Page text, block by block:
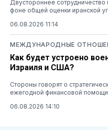
Двустороннее сотрудничество
фоне общей оценки иранской
06.08.2026 11:14
МЕЖДУНАРОДНЫЕ
Как будет устроено
Израиля и США?
Стороны говорят о
ежегодной финансовой помощи
06.08.2026 14:10